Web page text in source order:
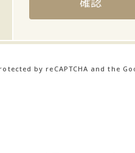
by reCAPTCHA and the